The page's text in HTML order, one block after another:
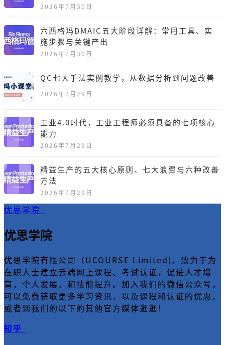
2026年7月30日
六西格玛DMAIC五大阶段详解：常用工具、实
施步骤与关键产出
2026年7月30日
QC七大手法实例教学，从数据分析到问题改善
2026年7月29日
工业4.0时代，工业工程师必须具备的七项核心
能力
2026年7月29日
精益生产的五大核心原则、七大浪费与六种改善
方法
2026年7月29日
优思学院
优思学院
优思学院有限公司（UCOURSE Limited)，致力于为
在职人士建立云端网上课程、考试认证，促进人才培
育，个人发展，和技能提升。加入我们的微信公众号，
可以免费获取更多学习资讯，以及课程和认证的优惠，
或者到我们的以下的其他官方媒体逛逛！
知乎